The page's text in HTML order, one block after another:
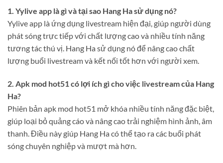
1. Yylive app là gì và tại sao Hang Ha sử dụng nó?
Yylive app là ứng dụng livestream hiện đại, giúp người dùng
phát sóng trực tiếp với chất lượng cao và nhiều tính năng
tương tác thú vị. Hang Ha sử dụng nó để nâng cao chất
lượng buổi livestream và kết nối tốt hơn với người xem.
2. Apk mod hot51 có lợi ích gì cho việc livestream của Hang
Ha?
Phiên bản apk mod hot51 mở khóa nhiều tính năng đặc biệt,
giúp loại bỏ quảng cáo và nâng cao trải nghiệm hình ảnh, âm
thanh. Điều này giúp Hang Ha có thể tạo ra các buổi phát
sóng chuyên nghiệp và mượt mà hơn.